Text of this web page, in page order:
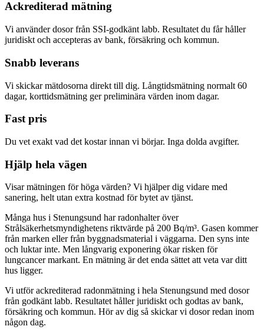
Ackrediterad mätning
Vi använder dosor från SSI-godkänt labb. Resultatet du får håller
juridiskt och accepteras av bank, försäkring och kommun.
Snabb leverans
Vi skickar mätdosorna direkt till dig. Långtidsmätning normalt 60
dagar, korttidsmätning ger preliminära värden inom dagar.
Fast pris
Du vet exakt vad det kostar innan vi börjar. Inga dolda avgifter.
Hjälp hela vägen
Visar mätningen för höga värden? Vi hjälper dig vidare med
sanering, helt utan extra kostnad för bytet av tjänst.
Många hus i Stenungsund har radonhalter över
Strålsäkerhetsmyndighetens riktvärde på 200 Bq/m³. Gasen kommer
från marken eller från byggnadsmaterial i väggarna. Den syns inte
och luktar inte. Men långvarig exponering ökar risken för
lungcancer markant. En mätning är det enda sättet att veta var ditt
hus ligger.
Vi utför ackrediterad radonmätning i hela Stenungsund med dosor
från godkänt labb. Resultatet håller juridiskt och godtas av bank,
försäkring och kommun. Hör av dig så skickar vi dosor redan inom
någon dag.